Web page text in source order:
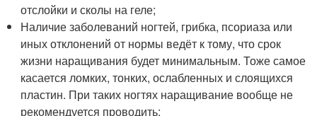
отслойки и сколы на геле;
Наличие заболеваний ногтей, грибка, псориаза или
иных отклонений от нормы ведёт к тому, что срок
жизни наращивания будет минимальным. Тоже самое
касается ломких, тонких, ослабленных и слоящихся
пластин. При таких ногтях наращивание вообще не
рекомендуется проводить;